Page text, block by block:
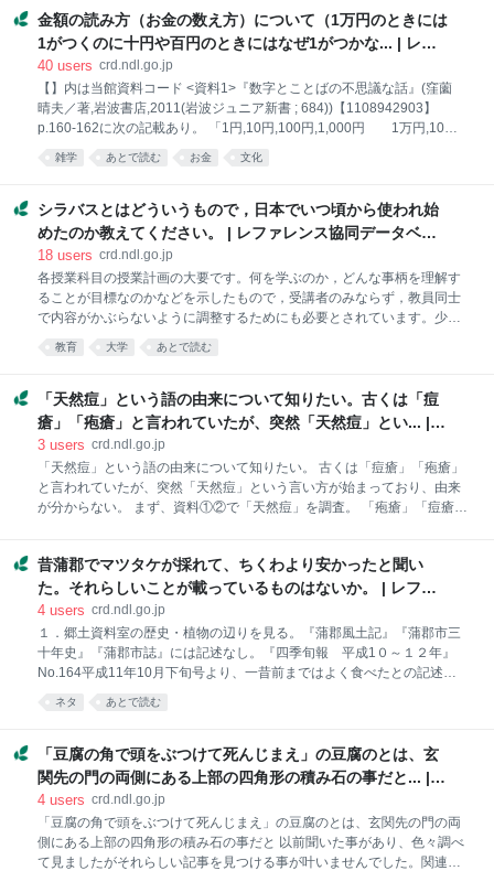
お話しいただきます。 このフォーラムが、レファレンスサービスと生成
AIの関わりや、生成AI時代のレファ協やレファレンスサービスの意義に
ついて考えていただく機会となりましたら幸いです。 本フォーラムは、
Web会議システムを使用し、オンライン形式で実施します。レファ協事
業及び本フォーラムのテーマにご関心のあるすべての方のご参加をお待
ちしております。 開催要項（印刷用）（PDF：250KB） 本フォーラム
金額の読み方（お金の数え方）について（1万円のときには
1がつくのに十円や百円のときにはなぜ1がつかな... | レフ
ァレンス協同データベース
40 users crd.ndl.go.jp
【】内は当館資料コード <資料1>『数字とことばの不思議な話』(窪薗
晴夫／著,岩波書店,2011(岩波ジュニア新書 ; 684))【1108942903】
p.160-162に次の記載あり。 「1円,10円,100円,1,000円 1万円,10万
円,100万円,1,000万円（中略）日本語では4桁進むごとに万、億、兆と単
位が大きくなります。そして、それぞれの単位で最小の桁では1を読ん
見てみると、1,000円の1は普通は読まないのに対し、1,000万円や1,000
億円の1は必ず読みます。（中略）なじみ度の低いことばは短縮（省
略）されにくいということになります。（中略）日常的によく使う
や「1,000億円」の１は省かないというのは理解できることです。もっ
と
雑学 あとで読む お金 文化
シラバスとはどういうもので，日本でいつ頃から使われ始
めたのか教えてください。 | レファレンス協同データベー
ス
18 users crd.ndl.go.jp
各授業科目の授業計画の大要です。何を学ぶのか，どんな事柄を理解す
ることが目標なのかなどを示したもので，受講者のみならず，教員同士
で内容がかぶらないように調整するためにも必要とされています。少な
くとも1995年には使われ始めていたようです。 調査資料１には，以下
のような記載があります。 「各授業科目の授業計画の大要。大学の授業
とを示しており、学生がどの講義をとるかを決める際の資料となる。こ
のほか、教員がお互いの授業内容が重ならないように調整したり、学生
が授業を評価したりする際にも使われる。」 調査資料２にはp1180にシ
の授業講義内容を詳細に解説してある。」 なお，同項は現代用語の基礎
知識1995に掲載されて以降継続して掲載されていることを確認した。
回答後，類似
教育 大学 あとで読む
「天然痘」という語の由来について知りたい。古くは「痘
瘡」「疱瘡」と言われていたが、突然「天然痘」とい... |
レファレンス協同データベース
3 users crd.ndl.go.jp
「天然痘」という語の由来について知りたい。 古くは「痘瘡」「疱瘡」
と言われていたが、突然「天然痘」という言い方が始まっており、由来
が分からない。 まず、資料①②で「天然痘」を調査。 「疱瘡」「痘瘡」
を調査。 資料③『天然痘が消えた』ｐ5 「医学用語としては古くから
「痘瘡」、中国語では「天花」と言い、「天然痘」といつごろから用い
られたかは不明」とあり。 資料④『日本疾病史』ｐ93-166 「痘瘡」の
記載があり、名前の変遷もあったが「天然痘」については発見できず。
キーワードを変え、「近世 医学」「疱瘡」「天然痘」で自館検索し、
ヒットした資料を調査。 資料⑤『天然痘根絶史』ｐ327 馬場佐十郎がロ
ろい
昔蒲郡でマツタケが採れて、ちくわより安かったと聞い
た。それらしいことが載っているものはないか。 | レファ
レンス協同データベース
4 users crd.ndl.go.jp
１．郷土資料室の歴史・植物の辺りを見る。『蒲郡風土記』『蒲郡市三
十年史』『蒲郡市誌』には記述なし。『四季旬報 平成1０～１２年』
No.164平成11年10月下旬号より、一昔前まではよく食べたとの記述あ
り。アカマツは以前は随所にあったらしい。 ２．価格・統計を考えてみ
るが載っている資料がみつからない。 ３．ちくわ＝ガマサで考えてみ
り豊橋ではじまり、昭和２１年頃蒲郡でもはじまった。 ４．いつ松が枯
れマツタケが取れなくなったのか考えた。『奥三河自然讃歌』ｐ36よ
り、「十五年前、赤松が手ごろに生えてはいた」との記述あり。その翌
なので、松枯れは昭和57年頃から始まったのではないかと推察できる。
５．４まで利用者に報告。その後、西宝民報（蒲郡新聞の前身）を見る
ネタ あとで読む
「豆腐の角で頭をぶつけて死んじまえ」の豆腐のとは、玄
関先の門の両側にある上部の四角形の積み石の事だと... |
レファレンス協同データベース
4 users crd.ndl.go.jp
「豆腐の角で頭をぶつけて死んじまえ」の豆腐のとは、玄関先の門の両
側にある上部の四角形の積み石の事だと 以前聞いた事があり、色々調べ
て見ましたがそれらしい記事を見つける事が叶いませんでした。関連す